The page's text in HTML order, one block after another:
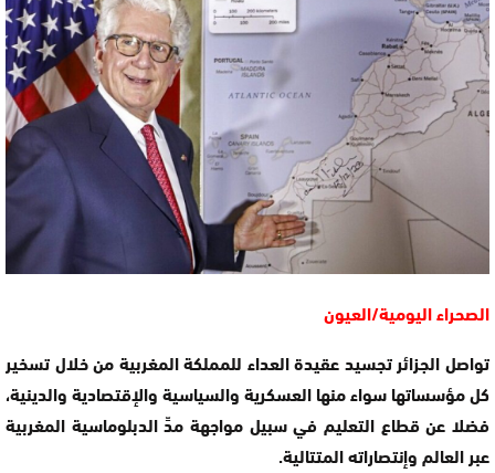
الصحراء اليومية/العيون
تواصل الجزائر تجسيد عقيدة العداء للمملكة المغربية من خلال تسخير
كل مؤسساتها سواء منها العسكرية والسياسية والإقتصادية والدينية،
فضلا عن قطاع التعليم في سبيل مواجهة مدِّ الدبلوماسية المغربية
عبر العالم وإنتصاراته المتتالية.